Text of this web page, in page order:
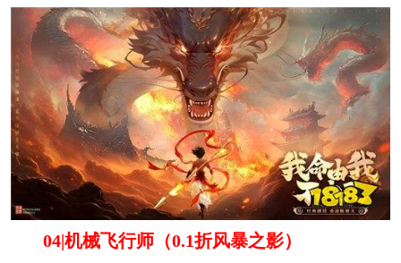
04|机械飞行师（0.1折风暴之影）